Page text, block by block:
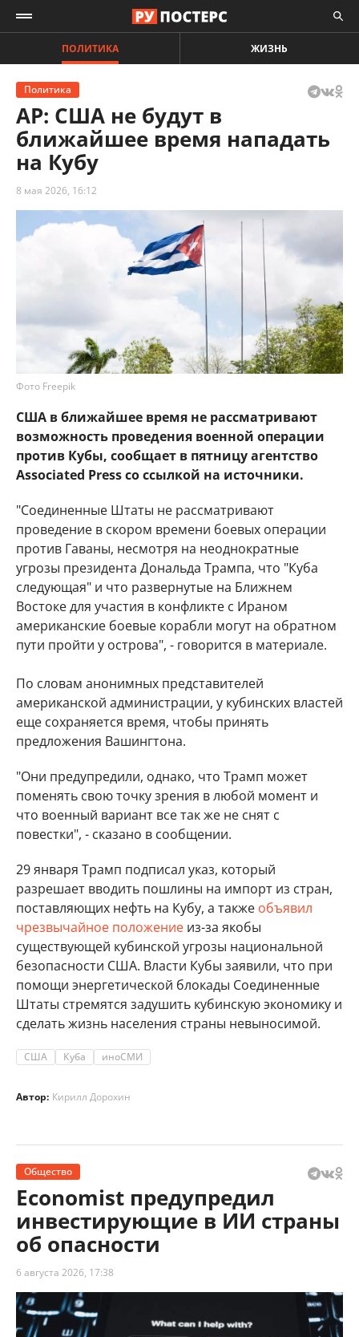
ПОЛИТИКА ЖИЗНЬ
Политика
AP: США не будут в
ближайшее время нападать
на Кубу
8 мая 2026, 16:12
Фото Freepik
США в ближайшее время не рассматривают
возможность проведения военной операции
против Кубы, сообщает в пятницу агентство
Associated Press со ссылкой на источники.
"Соединенные Штаты не рассматривают
проведение в скором времени боевых операции
против Гаваны, несмотря на неоднократные
угрозы президента Дональда Трампа, что "Куба
следующая" и что развернутые на Ближнем
Востоке для участия в конфликте с Ираном
американские боевые корабли могут на обратном
пути пройти у острова", - говорится в материале.
По словам анонимных представителей
американской администрации, у кубинских властей
еще сохраняется время, чтобы принять
предложения Вашингтона.
"Они предупредили, однако, что Трамп может
поменять свою точку зрения в любой момент и
что военный вариант все так же не снят с
повестки", - сказано в сообщении.
29 января Трамп подписал указ, который
разрешает вводить пошлины на импорт из стран,
поставляющих нефть на Кубу, а также объявил
чрезвычайное положение из-за якобы
существующей кубинской угрозы национальной
безопасности США. Власти Кубы заявили, что при
помощи энергетической блокады Соединенные
Штаты стремятся задушить кубинскую экономику и
сделать жизнь населения страны невыносимой.
США Куба иноСМИ
Автор: Кирилл Дорохин
Общество
Economist предупредил
инвестирующие в ИИ страны
об опасности
6 августа 2026, 17:38